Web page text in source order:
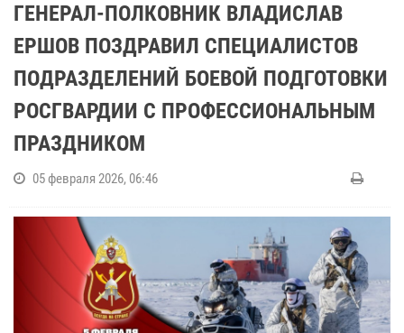
ГЕНЕРАЛ-ПОЛКОВНИК ВЛАДИСЛАВ
ЕРШОВ ПОЗДРАВИЛ СПЕЦИАЛИСТОВ
ПОДРАЗДЕЛЕНИЙ БОЕВОЙ ПОДГОТОВКИ
РОСГВАРДИИ С ПРОФЕССИОНАЛЬНЫМ
ПРАЗДНИКОМ
05 февраля 2026, 06:46